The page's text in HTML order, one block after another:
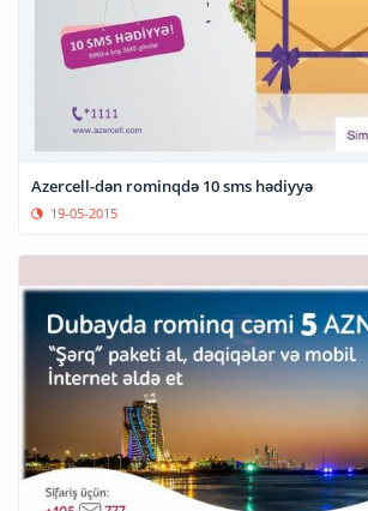
Azercell-dən rominqdə 10 sms hədiyyə
19-05-2015